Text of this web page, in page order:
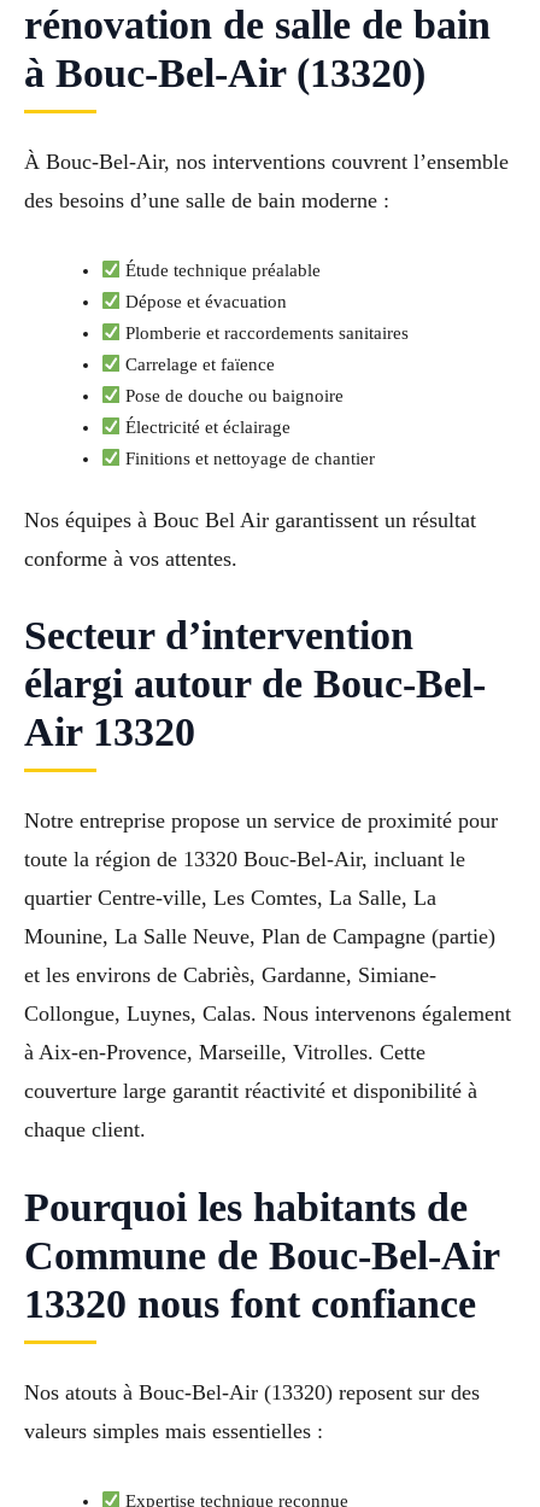
rénovation de salle de bain
à Bouc-Bel-Air (13320)
À Bouc-Bel-Air, nos interventions couvrent l’ensemble
des besoins d’une salle de bain moderne :
Étude technique préalable
Dépose et évacuation
Plomberie et raccordements sanitaires
Carrelage et faïence
Pose de douche ou baignoire
Électricité et éclairage
Finitions et nettoyage de chantier
Nos équipes à Bouc Bel Air garantissent un résultat
conforme à vos attentes.
Secteur d’intervention
élargi autour de Bouc-Bel-
Air 13320
Notre entreprise propose un service de proximité pour
toute la région de 13320 Bouc-Bel-Air, incluant le
quartier Centre-ville, Les Comtes, La Salle, La
Mounine, La Salle Neuve, Plan de Campagne (partie)
et les environs de Cabriès, Gardanne, Simiane-
Collongue, Luynes, Calas. Nous intervenons également
à Aix-en-Provence, Marseille, Vitrolles. Cette
couverture large garantit réactivité et disponibilité à
chaque client.
Pourquoi les habitants de
Commune de Bouc-Bel-Air
13320 nous font confiance
Nos atouts à Bouc-Bel-Air (13320) reposent sur des
valeurs simples mais essentielles :
Expertise technique reconnue